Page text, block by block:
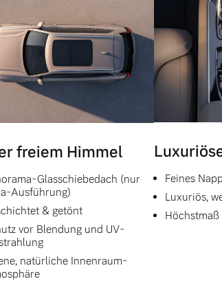
freiem Himmel
Glasschiebedach (nur
Ausführung)
& getönt
vor Blendung und UV-
natürliche Innenraum-
Feines
Luxuriös,